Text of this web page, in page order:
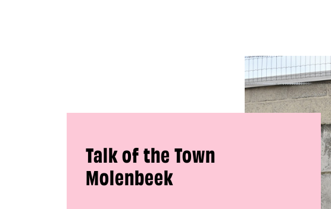
Talk of the Town
Molenbeek